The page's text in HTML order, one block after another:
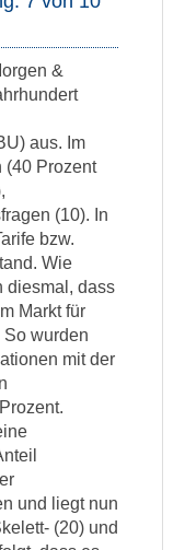
&
aus. Im
(40 Prozent
(10). In
bzw.
Wie
diesmal, dass
Markt für
So wurden
mit der
und liegt nun
(20) und